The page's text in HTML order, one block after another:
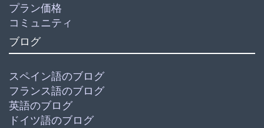
プラン価格
コミュニティ
ブログ
スペイン語のブログ
フランス語のブログ
英語のブログ
ドイツ語のブログ